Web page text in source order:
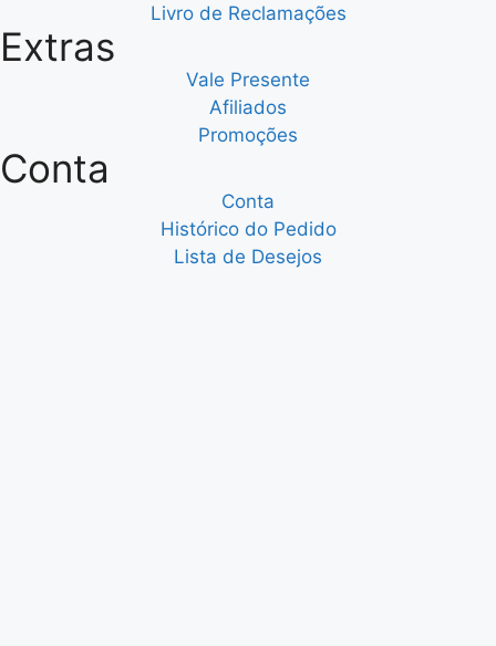
Livro de Reclamações
Extras
Vale Presente
Afiliados
Promoções
Conta
Conta
Histórico do Pedido
Lista de Desejos